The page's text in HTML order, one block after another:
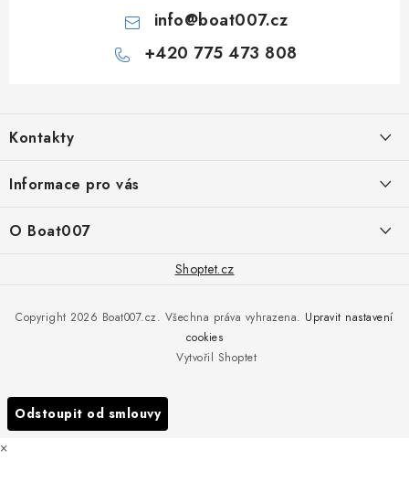
info@boat007.cz
+420 775 473 808
p
a
Kontakty
+420 775 473 808
PŘÍJEM/VÝDEJ/SERVIS zakázek
Informace pro vás
Obchodní podmínky
Podmínky ochrany osobních údajů
O Boat007
Všechny značky
Shoptet.cz
Vytvořil Shoptet
Copyright 2026 Boat007.cz. Všechna práva vyhrazena. Upravit nastavení
cookies
Odstoupit od smlouvy
×